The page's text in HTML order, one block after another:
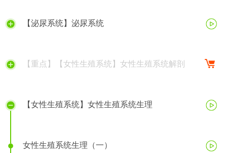
【泌尿系统】泌尿系统
【重点】【女性生殖系统】女性生殖系统解剖
【女性生殖系统】女性生殖系统生理
女性生殖系统生理（一）